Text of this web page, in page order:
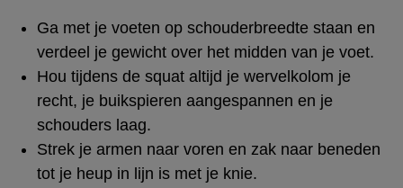
Ga met je voeten op schouderbreedte staan en
verdeel je gewicht over het midden van je voet.
Hou tijdens de squat altijd je wervelkolom je
recht, je buikspieren aangespannen en je
schouders laag.
Strek je armen naar voren en zak naar beneden
tot je heup in lijn is met je knie.